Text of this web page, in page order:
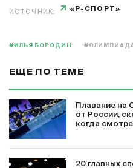
ИСТОЧНИК: «Р-СПОРТ»
#ИЛЬЯ БОРОДИН
ЕЩЕ ПО ТЕМЕ
Плавание на
от России,
когда
20 главных